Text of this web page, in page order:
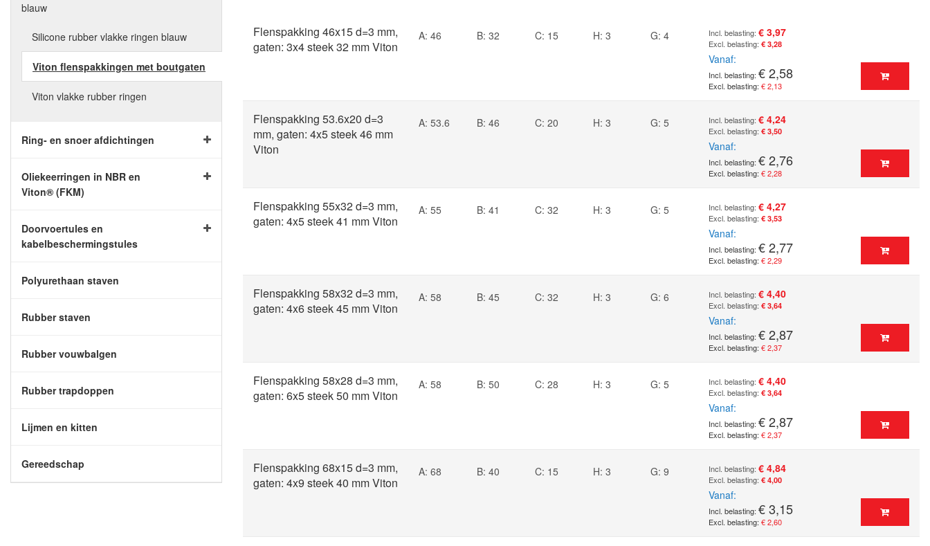
Flenspakking 46x15 d=3 mm,
gaten: 3x4 steek 32 mm Viton
A: 46 B: 32 C: 15 H: 3 G: 4 € 3,97
€ 3,28
Vanaf
€ 2,58
€ 2,13
Flenspakking 53.6x20 d=3
mm, gaten: 4x5 steek 46 mm
Viton
A: 53.6 B: 46 C: 20 H: 3 G: 5 € 4,24
€ 3,50
Vanaf
€ 2,76
€ 2,28
Flenspakking 55x32 d=3 mm,
gaten: 4x5 steek 41 mm Viton
A: 55 B: 41 C: 32 H: 3 G: 5 € 4,27
€ 3,53
Vanaf
€ 2,77
€ 2,29
Flenspakking 58x32 d=3 mm,
gaten: 4x6 steek 45 mm Viton
A: 58 B: 45 C: 32 H: 3 G: 6 € 4,40
€ 3,64
Vanaf
€ 2,87
€ 2,37
Flenspakking 58x28 d=3 mm,
gaten: 6x5 steek 50 mm Viton
A: 58 B: 50 C: 28 H: 3 G: 5 € 4,40
€ 3,64
Vanaf
€ 2,87
€ 2,37
Flenspakking 68x15 d=3 mm,
gaten: 4x9 steek 40 mm Viton
A: 68 B: 40 C: 15 H: 3 G: 9 € 4,84
€ 4,00
Vanaf
€ 3,15
€ 2,60
blauw
Silicone rubber vlakke ringen blauw
Viton flenspakkingen met boutgaten
Viton vlakke rubber ringen
Ring- en snoer afdichtingen
Oliekeerringen in NBR en
Viton® (FKM)
Doorvoertules en
kabelbeschermingstules
Polyurethaan staven
Rubber staven
Rubber vouwbalgen
Rubber trapdoppen
Lijmen en kitten
Gereedschap